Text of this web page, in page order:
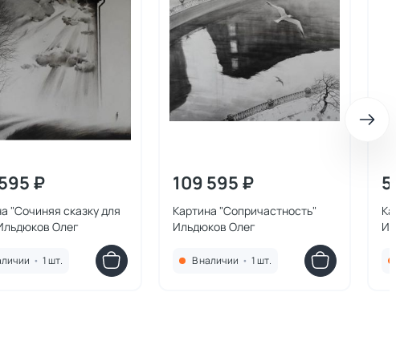
₽
"Сочиняя сказку для
Олег
• 1 шт.
109 595 ₽
Картина "Сопричастность"
Ильдюков Олег
В наличии • 1 шт.